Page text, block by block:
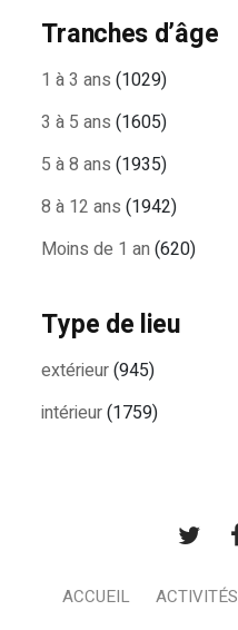
Tranches d’âge
1 à 3 ans (1029)
3 à 5 ans (1605)
5 à 8 ans (1935)
8 à 12 ans (1942)
Moins de 1 an (620)
Type de lieu
extérieur(945)
intérieur(1759)
ACCUEIL ACTIVITÉS